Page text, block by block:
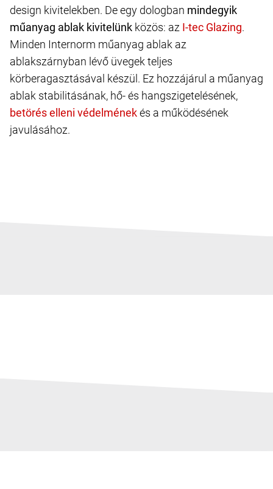
design kivitelekben. De egy dologban mindegyik
műanyag ablak kivitelünk közös: az
.
Minden Internorm műanyag ablak az
ablakszárnyban lévő üvegek teljes
körberagasztásával készül. Ez hozzájárul a műanyag
ablak stabilitásának, hő- és hangszigetelésének,
és a működésének
javulásához.